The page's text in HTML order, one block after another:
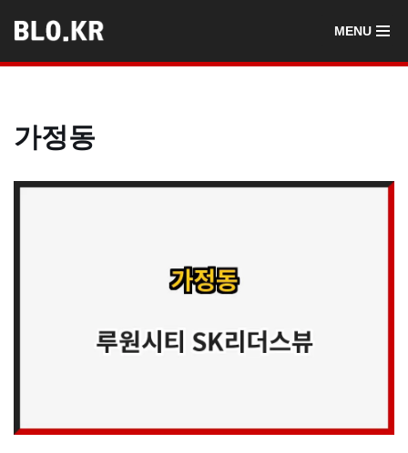
텐
건
뛰
MENU
가정동